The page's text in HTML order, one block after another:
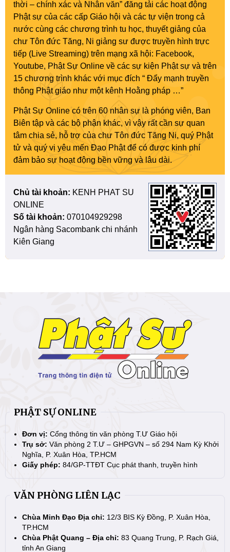
thời – chính xác và Nhân văn” đăng tải các hoạt động
Phật sự của các cấp Giáo hội và các tự viện trong cả
nước cùng các chương trình tu học, thuyết giảng của
chư Tôn đức Tăng, Ni giảng sư được truyền hình trực
tiếp (Live Streaming) trên mạng xã hội: Facebook,
Youtube, Phật Sự Online về các sự kiện Phật sự và trên
15 chương trình khác với mục đích “ Đẩy mạnh truyền
thông Phật giáo như một kênh Hoằng pháp …”
Phật Sự Online có trên 60 nhân sự là phóng viên, Ban
Biên tập và các bộ phận khác, vì vậy rất cần sự quan
tâm chia sẻ, hỗ trợ của chư Tôn đức Tăng Ni, quý Phật
tử và quý vị yêu mến Đạo Phật để có được kinh phí
đảm bảo sự hoạt động bền vững và lâu dài.
Chủ tài khoản: KENH PHAT SU
ONLINE
Số tài khoản: 070104929298
Ngân hàng Sacombank chi nhánh
Kiên Giang
PHẬT SỰ ONLINE
Đơn vị: Cổng thông tin văn phòng T.Ư Giáo hội
Trụ sở: Văn phòng 2 T.Ư – GHPGVN – số 294 Nam Kỳ Khởi
Nghĩa, P. Xuân Hòa, TP.HCM
Giấy phép: 84/GP-TTĐT Cục phát thanh, truyền hình
VĂN PHÒNG LIÊN LẠC
Chùa Minh Đạo Địa chỉ: 12/3 BIS Kỳ Đồng, P. Xuân Hòa,
TP.HCM
Chùa Phật Quang – Địa chỉ: 83 Quang Trung, P. Rạch Giá,
tỉnh An Giang